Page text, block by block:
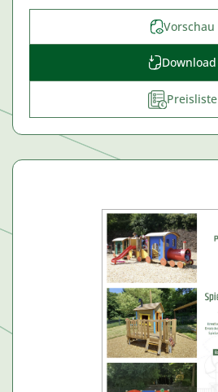
Vorschau
Download
€ Preisliste